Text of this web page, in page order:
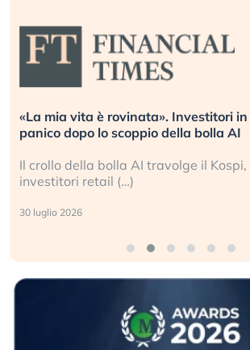
«La mia vita è rovinata». Investitori
panico dopo lo scoppio della bolla AI
Il crollo della bolla AI travolge il
investitori retail (…)
30 luglio 2026